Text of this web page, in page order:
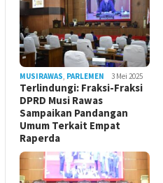
MUSIRAWAS, PARLEMEN 3 Mei 2025
Terlindungi: Fraksi-Fraksi
DPRD Musi Rawas
Sampaikan Pandangan
Umum Terkait Empat
Raperda